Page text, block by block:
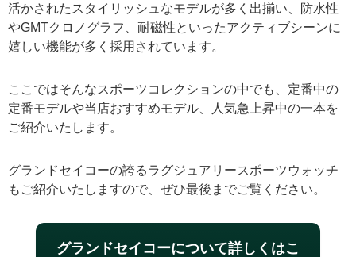
活かされたスタイリッシュなモデルが多く出揃い、防水性
やGMTクロノグラフ、耐磁性といったアクティブシーンに
嬉しい機能が多く採用されています。
ここではそんなスポーツコレクションの中でも、定番中の
定番モデルや当店おすすめモデル、人気急上昇中の一本を
ご紹介いたします。
グランドセイコーの誇るラグジュアリースポーツウォッチ
もご紹介いたしますので、ぜひ最後までご覧ください。
グランドセイコーについて詳しくはこ